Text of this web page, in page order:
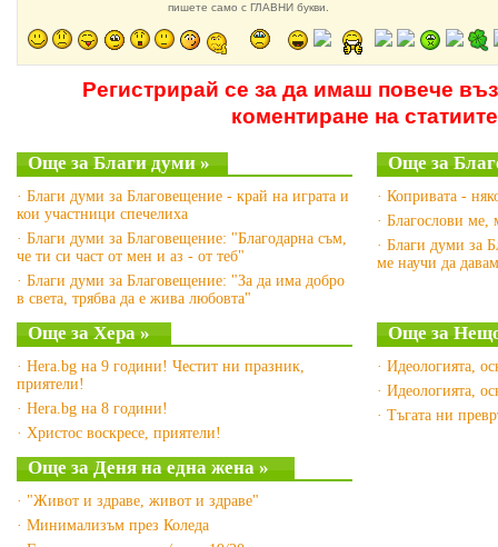
пишете само с ГЛАВНИ букви.
Регистрирай се за да имаш повече
коментиране на статиите
Още за Благи думи »
· Благи думи за Благовещение - край на играта и
кои участници спечелиха
· Благи думи за Благовещение: "Благодарна съм,
че ти си част от мен и аз - от теб"
· Благи думи за Благовещение: "За да има добро
в света, трябва да е жива любовта"
Още за
· Копривата -
· Благослови ме,
· Благи думи за
ме научи да
Още за Хера »
· Hera.bg на 9 години! Честит ни празник,
приятели!
· Hera.bg на 8 години!
· Христос воскресе, приятели!
Още за
· Идеологията,
· Идеологията,
· Тъгата ни
Още за Деня на една жена »
· "Живот и здраве, живот и здраве"
· Минимализъм през Коледа